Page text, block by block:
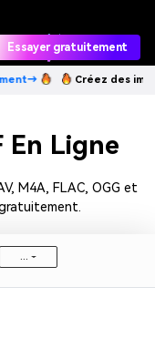
Essayer gratuitement
Créez des
En Ligne
M4A, FLAC, OGG et